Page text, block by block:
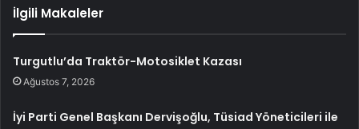
İlgili Makaleler
Turgutlu’da Traktör-Motosiklet Kazası
Ağustos 7, 2026
İyi Parti Genel Başkanı Dervişoğlu, Tüsiad Yöneticileri ile